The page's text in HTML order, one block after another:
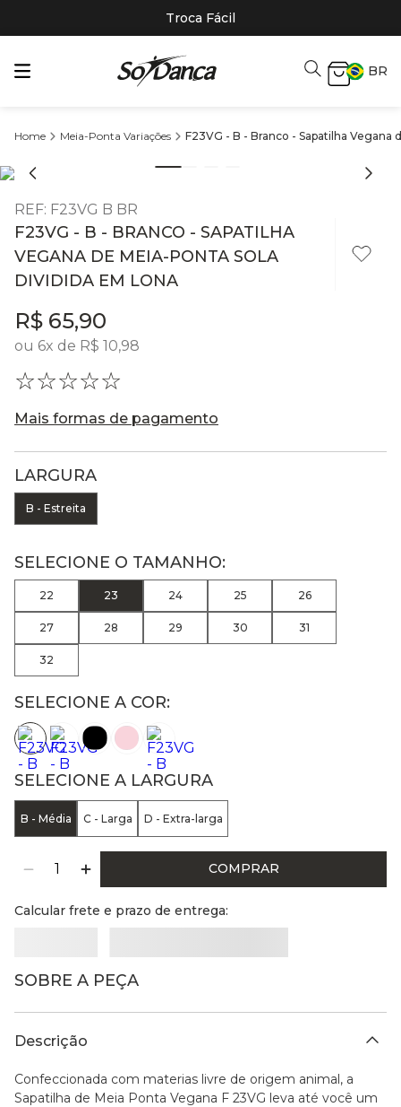
Troca Fácil
BR
Meia-Ponta Variações F23VG - B - Branco - Sapatilha
REF: F23VG B BR
F23VG - B - BRANCO - SAPATILHA
VEGANA DE MEIA-PONTA SOLA
DIVIDIDA EM LONA
R$ 65,90
ou 6x de R$ 10,98
☆☆☆☆☆
Mais formas de pagamento
LARGURA
B - Estreita
22 23 24 25 26
27 28 29 30 31
32
SELECIONE A COR:
SELECIONE A LARGURA
B - Média C - Larga D - Extra-larga
COMPRAR
Calcular frete e prazo de entrega:
SOBRE A PEÇA
Descrição
Confeccionada com materias livre de origem animal, a
Sapatilha de Meia Ponta Vegana F 23VG leva até você um